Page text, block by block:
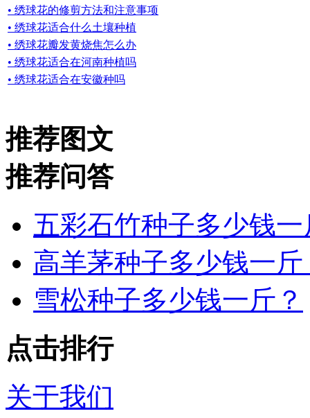
• 绣球花的修剪方法和注意事项
• 绣球花适合什么土壤种植
• 绣球花瓣发黄烧焦怎么办
• 绣球花适合在河南种植吗
• 绣球花适合在安徽种吗
推荐图文
推荐问答
五彩石竹种子多少钱一
高羊茅种子多少钱一斤
雪松种子多少钱一斤？
点击排行
关于我们